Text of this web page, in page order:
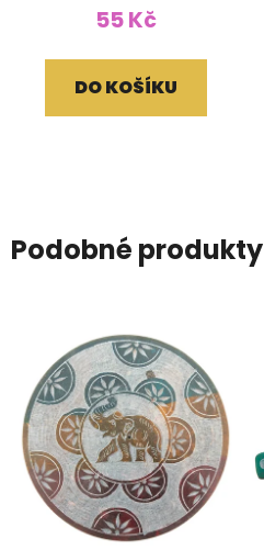
55 Kč
DO KOŠÍKU
Podobné produkty